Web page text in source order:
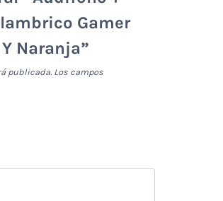
Gamer
Naranja”
publicada. Los campos